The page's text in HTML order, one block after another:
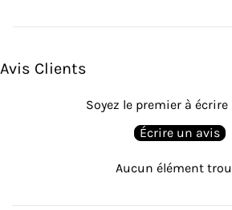
Avis Clients
Soyez le premier à
Écrire un avis
Aucun élément